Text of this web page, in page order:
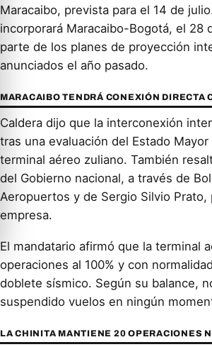
Maracaibo, prevista para el 14 de
incorporará Maracaibo-Bogotá, el 28
parte de los planes de proyección
anunciados el año pasado.
MARACAIBO TENDRÁ CONEXIÓN DIRECTA
Caldera dijo que la interconexión
tras una evaluación del Estado
terminal aéreo zuliano. También
del Gobierno nacional, a través de
Aeropuertos y de Sergio Silvio
empresa.
El mandatario afirmó que la terminal
operaciones al 100% y con
doblete sísmico. Según su balance,
suspendido vuelos en ningún
LA CHINITA MANTIENE 20 OPERACIONES